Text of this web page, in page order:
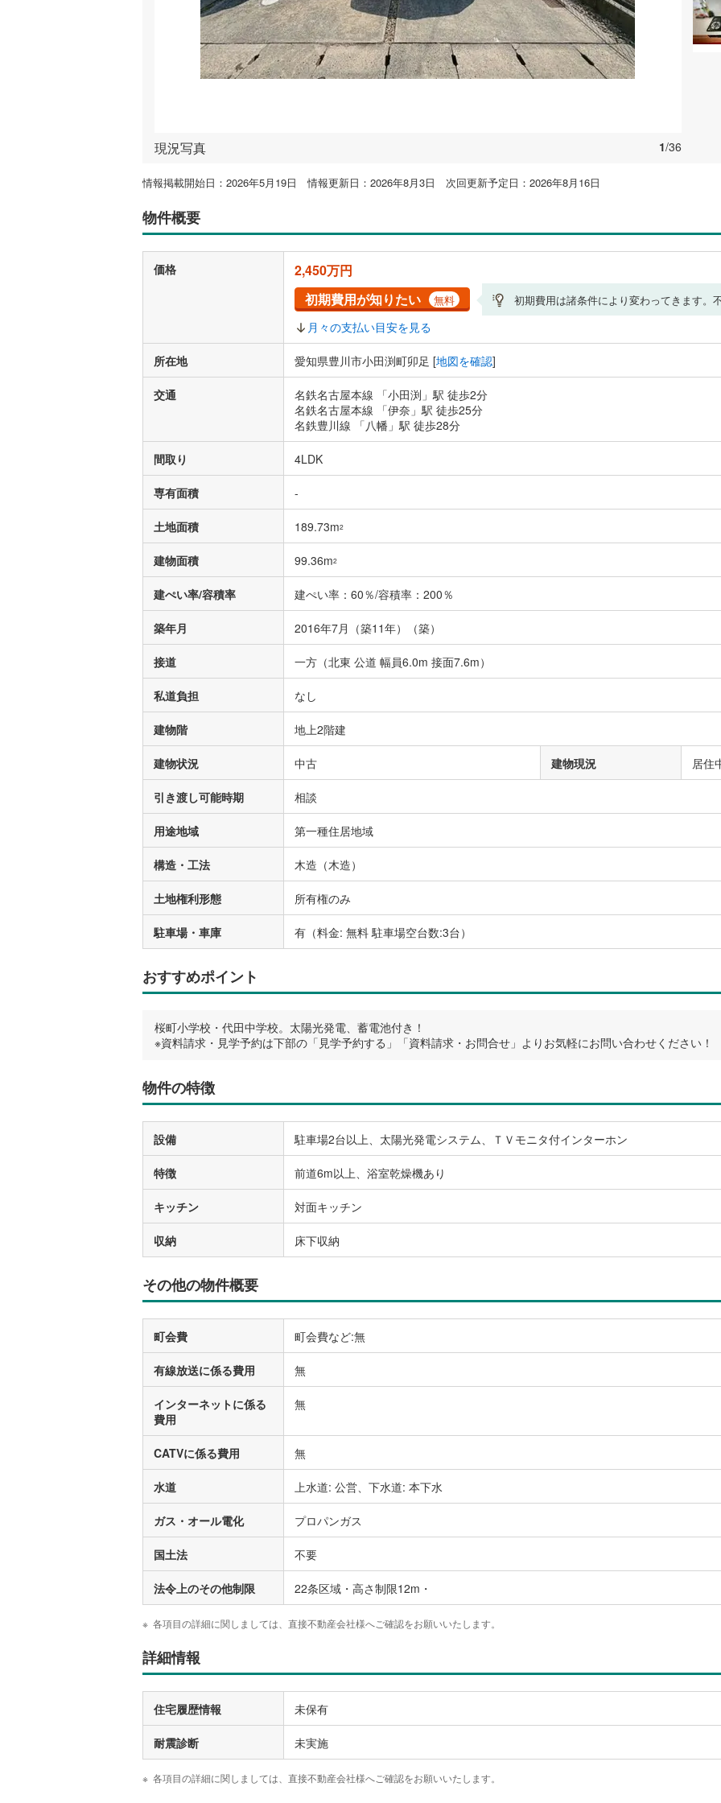
1/36
現況写真
情報掲載開始日：2026年5月19日 情報更新日：2026年8月3日 次回更新予定日：2026年8月16日
物件概要
価格
2,450万円
初期費用が知りたい
無料 初期費用は諸条件により変わってきます。
月々の支払い目安を見る
所在地 愛知県豊川市小田渕町卯足 [地図を確認]
交通
名鉄名古屋本線 「小田渕」駅 徒歩2分
名鉄名古屋本線 「伊奈」駅 徒歩25分
名鉄豊川線 「八幡」駅 徒歩28分
間取り 4LDK
専有面積 -
土地面積 189.73m2
建物面積 99.36m2
建ぺい率/容積率 建ぺい率：60％/容積率：200％
築年月 2016年7月（築11年）（築）
接道 一方（北東 公道 幅員6.0m 接面7.6m）
私道負担 なし
建物階 地上2階建
建物状況 中古 建物現況 居住
引き渡し可能時期 相談
用途地域 第一種住居地域
構造・工法 木造（木造）
土地権利形態 所有権のみ
駐車場・車庫 有（料金: 無料 駐車場空台数:3台）
おすすめポイント
桜町小学校・代田中学校。太陽光発電、蓄電池付き！
※資料請求・見学予約は下部の「見学予約する」「資料請求・お問合せ」よりお気軽にお問い合わせください！
物件の特徴
設備 駐車場2台以上、太陽光発電システム、ＴＶモニタ付インターホン
特徴 前道6m以上、浴室乾燥機あり
キッチン 対面キッチン
収納 床下収納
その他の物件概要
町会費 町会費など:無
有線放送に係る費用 無
インターネットに係る
費用
無
CATVに係る費用 無
水道 上水道: 公営、下水道: 本下水
ガス・オール電化 プロパンガス
国土法 不要
法令上のその他制限 22条区域・高さ制限12m・
各項目の詳細に関しましては、直接不動産会社様へご確認をお願いいたします。
詳細情報
住宅履歴情報 未保有
耐震診断 未実施
各項目の詳細に関しましては、直接不動産会社様へご確認をお願いいたします。